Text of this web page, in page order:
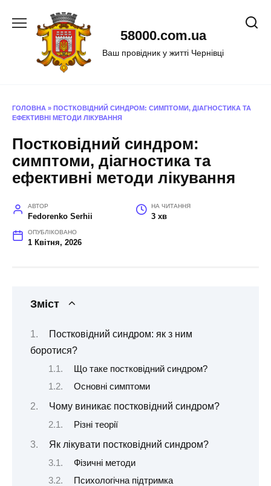
58000.com.ua
Ваш провідник у житті Чернівці
ГОЛОВНА » ПОСТКОВІДНИЙ СИНДРОМ: СИМПТОМИ, ДІАГНОСТИКА ТА
ЕФЕКТИВНІ МЕТОДИ ЛІКУВАННЯ
Постковідний синдром:
симптоми, діагностика та
ефективні методи лікування
АВТОР
Fedorenko Serhii
НА ЧИТАННЯ
3 хв
ОПУБЛІКОВАНО
1 Квітня, 2026
Зміст
Постковідний синдром: як з ним
боротися?
Що таке постковідний синдром?
Основні симптоми
Чому виникає постковідний синдром?
Різні теорії
Як лікувати постковідний синдром?
Фізичні методи
Психологічна підтримка